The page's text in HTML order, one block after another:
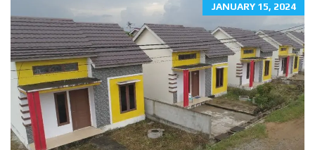
JANUARY 15, 2024